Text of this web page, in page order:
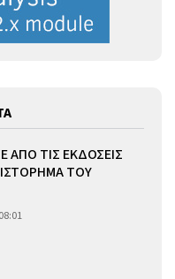
ΑΠΟ ΤΙΣ ΕΚΔΟΣΕΙΣ
ΤΟΥ